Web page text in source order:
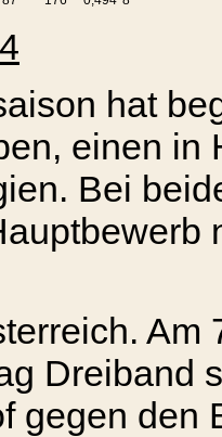
hat
einen in
Bei
Am
Dreiband
gegen den